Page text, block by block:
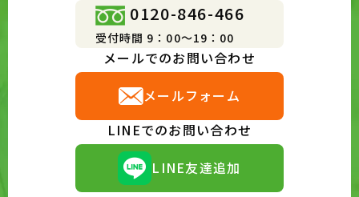
0120-846-466
受付時間 9：00～19：00
メールでのお問い合わせ
メールフォーム
LINEでのお問い合わせ
LINE友達追加